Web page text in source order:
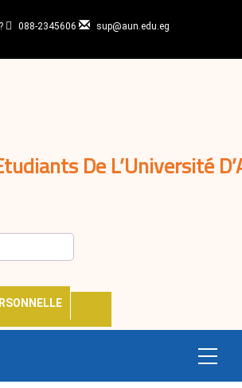
088-2345606 sup@aun.edu.eg
De L’Université